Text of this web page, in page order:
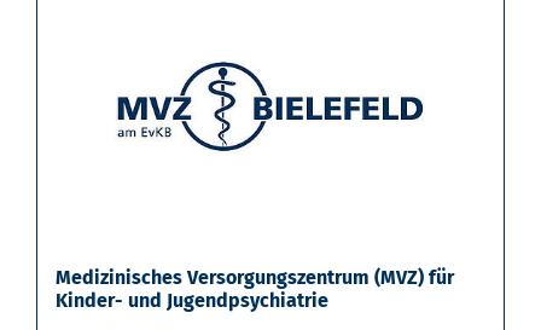
Medizinisches Versorgungszentrum (MVZ) für
Kinder- und Jugendpsychiatrie